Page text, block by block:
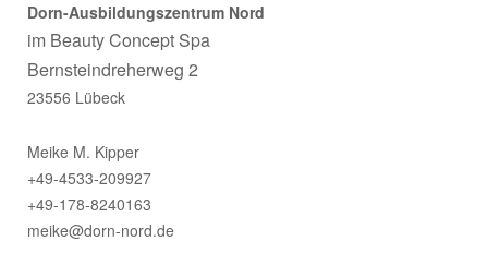
Dorn-Ausbildungszentrum Nord
im Beauty Concept Spa
Bernsteindreherweg 2
23556 Lübeck
Meike M. Kipper
+49-4533-209927
+49-178-8240163
meike@dorn-nord.de